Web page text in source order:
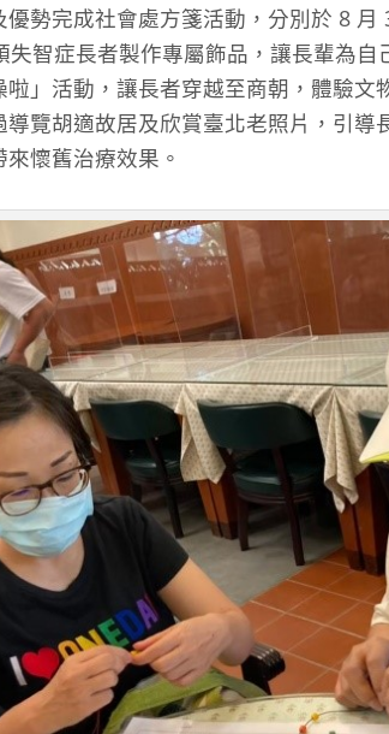
勢完成社會處方箋活動，分別於 8
失智症長者製作專屬飾品，讓長輩為
」活動，讓長者穿越至商朝，體驗
覽胡適故居及欣賞臺北老照片，引導
懷舊治療效果。